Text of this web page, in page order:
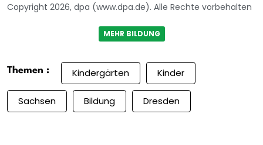
Copyright 2026, dpa (www.dpa.de). Alle Rechte vorbehalten
MEHR BILDUNG
Themen : Kindergärten Kinder
Sachsen Bildung Dresden